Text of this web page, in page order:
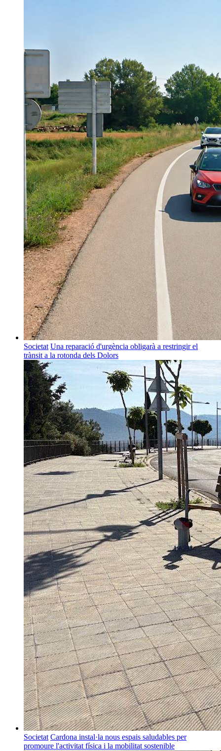
Societat Una reparació d'urgència obligarà a restringir el
trànsit a la rotonda dels Dolors
Societat Cardona instal·la nous espais saludables per
promoure l'activitat física i la mobilitat sostenible